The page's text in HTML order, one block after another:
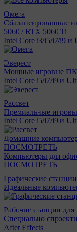
Омега
Сбалансированные
5060 / RTX 5060 Ti
Intel Core i3/i5/i7/i9 и
Эверест
Мощные игровые ПК
Intel Core i5/i7/i9 и
Рассвет
Премиальные
Intel Core i5/i7/i9 и
Домашние
ПОСМОТРЕТЬ
Компьютеры для
ПОСМОТРЕТЬ
Графические станции
Идеальные
Рабочие станции
Специально
After Effects